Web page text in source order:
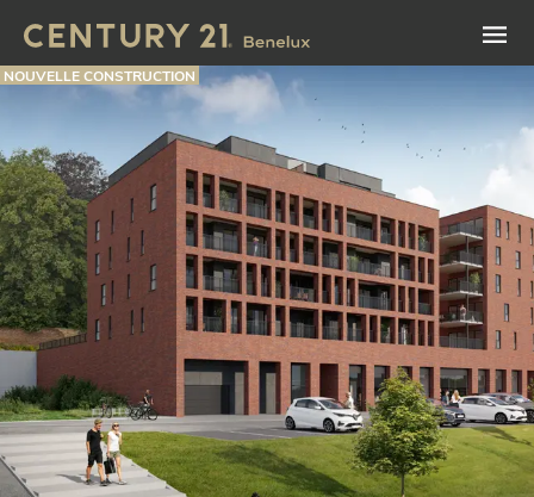
NOUVELLE CONSTRUCTION